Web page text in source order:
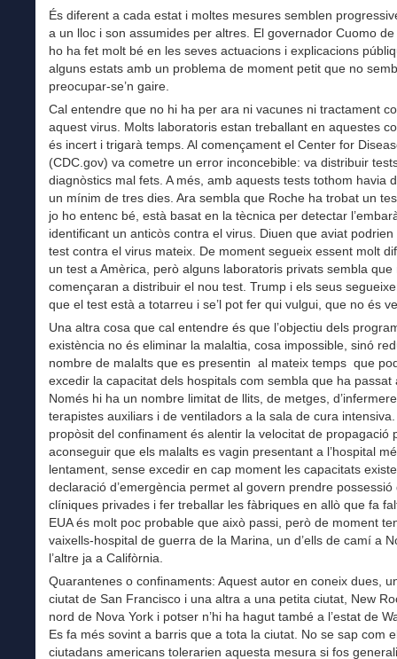
És diferent a cada estat i moltes mesures semblen
a un lloc i son assumides per altres. El governador Cuomo de
ho ha fet molt bé en les seves actuacions i explicacions
alguns estats amb un problema de moment petit que no
preocupar-se’n gaire.
Cal entendre que no hi ha per ara ni vacunes ni tractament
aquest virus. Molts laboratoris estan treballant en aquestes
és incert i trigarà temps. Al començament el Center for
(CDC.gov) va cometre un error inconcebible: va distribuir
diagnòstics mal fets. A més, amb aquests tests tothom havia
un mínim de tres dies. Ara sembla que Roche ha trobat un
jo ho entenc bé, està basat en la tècnica per detectar
identificant un anticòs contra el virus. Diuen que aviat
test contra el virus mateix. De moment segueix essent molt
un test a Amèrica, però alguns laboratoris privats sembla que
començaran a distribuir el nou test. Trump i els seus
que el test està a totarreu i se’l pot fer qui vulgui, que no és
Una altra cosa que cal entendre és que l’objectiu dels
existència no és eliminar la malaltia, cosa impossible, sinó
nombre de malalts que es presentin al mateix temps que
excedir la capacitat dels hospitals com sembla que ha passat
Només hi ha un nombre limitat de llits, de metges,
terapistes auxiliars i de ventiladors a la sala de cura intensiva.
propòsit del confinament és alentir la velocitat de propagació
aconseguir que els malalts es vagin presentant a l’hospital
lentament, sense excedir en cap moment les capacitats
declaració d’emergència permet al govern prendre possessió
clíniques privades i fer treballar les fàbriques en allò que fa
EUA és molt poc probable que això passi, però de moment
vaixells-hospital de guerra de la Marina, un d’ells de camí a
l’altre ja a Califòrnia.
Quarantenes o confinaments: Aquest autor en coneix dues,
ciutat de San Francisco i una altra a una petita ciutat, New
nord de Nova York i potser n’hi ha hagut també a l’estat de
Es fa més sovint a barris que a tota la ciutat. No se sap com
ciutadans americans tolerarien aquesta mesura si fos